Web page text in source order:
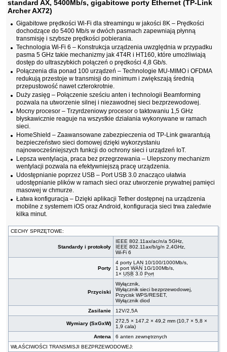
standard AX, 5400Mb/s, gigabitowe porty Ethernet (TP-Link
Archer AX72)
Gigabitowe prędkości Wi-Fi dla streamingu w jakości 8K – Prędkości
dochodzące do 5400 Mb/s w dwóch pasmach zapewniają płynną
transmisję i szybsze prędkości pobierania.
Technologia Wi-Fi 6 – Konstrukcja urządzenia uwzględnia w przypadku
pasma 5 GHz takie mechanizmy jak 4T4R i HT160, które umożliwiają
dostęp do ultraszybkich połączeń o prędkości 4,8 Gb/s.
Połączenia dla ponad 100 urządzeń – Technologie MU-MIMO i OFDMA
redukują przestoje w transmisji do minimum i zwiększają średnią
przepustowość nawet czterokrotnie.
Duży zasięg – Połączenie sześciu anten i technologii Beamforming
pozwala na utworzenie silnej i niezawodnej sieci bezprzewodowej.
Mocny procesor – Trzyrdzeniowy procesor o taktowaniu 1,5 GHz
błyskawicznie reaguje na wszystkie działania wykonywane w ramach
sieci.
HomeShield – Zaawansowane zabezpieczenia od TP-Link gwarantują
bezpieczeństwo sieci domowej dzięki wykorzystaniu
najnowocześniejszych funkcji do ochrony sieci i urządzeń IoT.
Lepsza wentylacja, praca bez przegrzewania – Ulepszony mechanizm
wentylacji pozwala na efektywniejszą pracę urządzenia.
Udostępnianie poprzez USB – Port USB 3.0 znacząco ułatwia
udostępnianie plików w ramach sieci oraz utworzenie prywatnej pamięci
masowej w chmurze.
Łatwa konfiguracja – Dzięki aplikacji Tether dostępnej na urządzenia
mobilne z systemem iOS oraz Android, konfiguracja sieci trwa zaledwie
kilka minut.
CECHY SPRZĘTOWE:
Standardy i protokoły
IEEE 802.11ax/ac/n/a 5GHz,
IEEE 802.11ax/b/g/n 2,4GHz,
Wi-Fi 6
Porty
4 portyLAN 10/100/1000Mb/s,
1 portWAN 1G/100Mb/s,
1×USB 3.0Port
Przyciski
Wyłącznik,
Wyłącznik sieci bezprzewodowej,
Przycisk WPS/RESET,
Wyłącznik diod
Zasilanie
12V/2,5A
Wymiary (SxGxW)
272,5 × 147,2 × 49,2 mm (10,7 × 5,8 ×
1,9 cala)
Antena
6 anten zewnętrznych
WŁAŚCIWOŚCI TRANSMISJI BEZPRZEWODOWEJ: